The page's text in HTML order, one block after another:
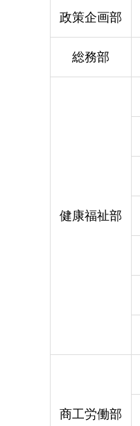
政策企画部
総務部
健康福祉部
商工労働部